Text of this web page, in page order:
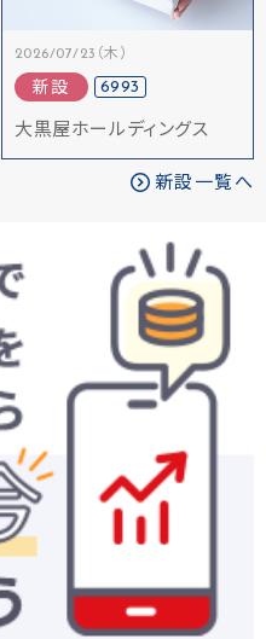
2026/07/23（木）
新設 6993
大黒屋ホールディングス
新設一覧へ